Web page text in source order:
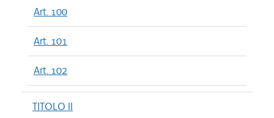
Art. 100
Art. 101
Art. 102
TITOLO II